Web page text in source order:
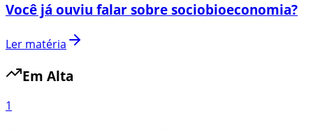
Você já ouviu falar sobre sociobioeconomia?
Ler matéria
Em Alta
1